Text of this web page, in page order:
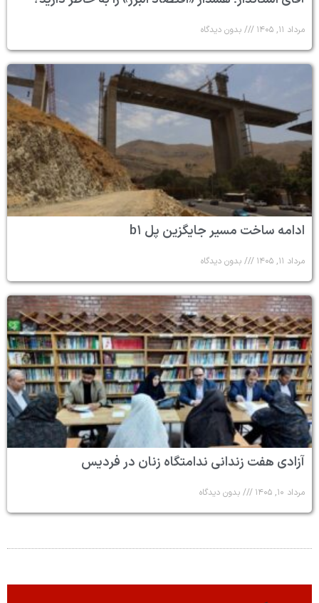
مرداد ۱۱, ۱۴۰۵ بدون دیدگاه
ادامه ساخت مسیر جایگزین پل b۱
مرداد ۱۱, ۱۴۰۵ بدون دیدگاه
آزادی هفت زندانی ندامتگاه زنان در فردیس
مرداد ۱۰, ۱۴۰۵ بدون دیدگاه